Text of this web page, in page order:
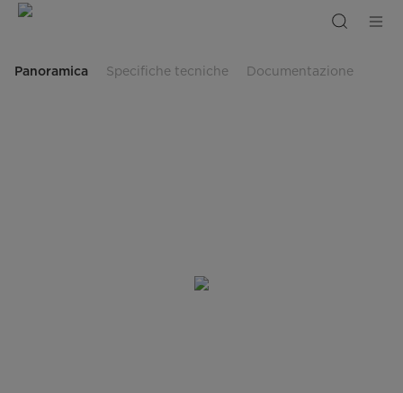
Macchina
Panoramica Specifiche tecniche Documentazione